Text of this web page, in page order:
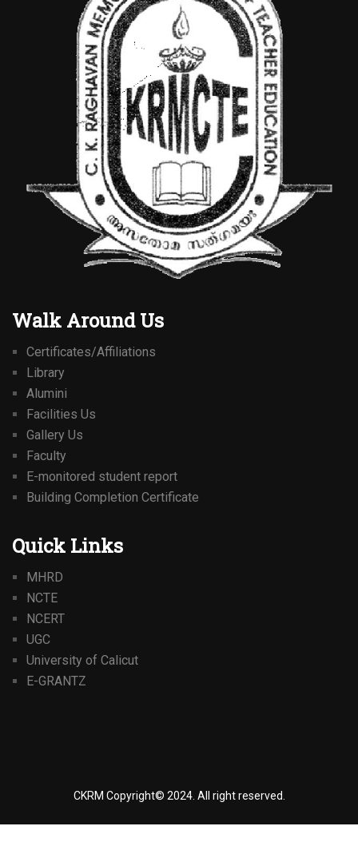
Walk Around Us
Certificates/Affiliations
Library
Alumini
Facilities Us
Gallery Us
Faculty
E-monitored student report
Building Completion Certificate
Quick Links
MHRD
NCTE
NCERT
UGC
University of Calicut
E-GRANTZ
CKRM Copyright© 2024. All right reserved.